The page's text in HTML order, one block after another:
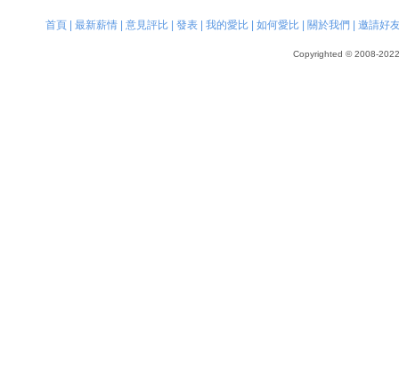
首頁| 最新薪情| 意見評比| 發表| 我的愛比| 如何愛比| 關於我們 邀請好
Copyrighted © 2008-